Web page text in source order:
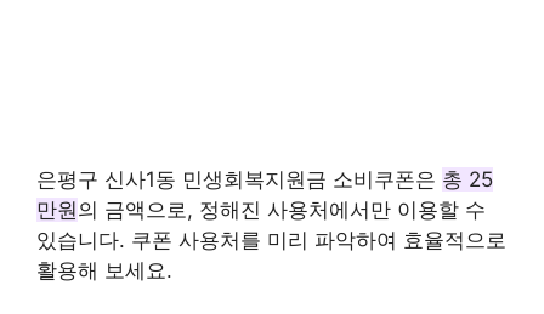
은평구 신사1동 민생회복지원금 소비쿠폰은 총 25
만원의 금액으로, 정해진 사용처에서만 이용할 수
있습니다. 쿠폰 사용처를 미리 파악하여 효율적으로
활용해 보세요.